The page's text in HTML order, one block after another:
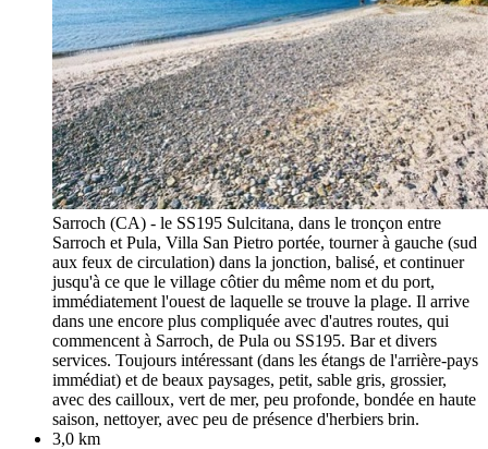
Sarroch (CA) - le SS195 Sulcitana, dans le tronçon entre
Sarroch et Pula, Villa San Pietro portée, tourner à gauche (sud
aux feux de circulation) dans la jonction, balisé, et continuer
jusqu'à ce que le village côtier du même nom et du port,
immédiatement l'ouest de laquelle se trouve la plage. Il arrive
dans une encore plus compliquée avec d'autres routes, qui
commencent à Sarroch, de Pula ou SS195. Bar et divers
services. Toujours intéressant (dans les étangs de l'arrière-pays
immédiat) et de beaux paysages, petit, sable gris, grossier,
avec des cailloux, vert de mer, peu profonde, bondée en haute
saison, nettoyer, avec peu de présence d'herbiers brin.
3,0 km